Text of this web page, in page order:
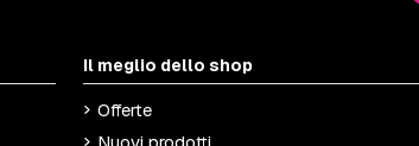
Il meglio dello shop
Offerte